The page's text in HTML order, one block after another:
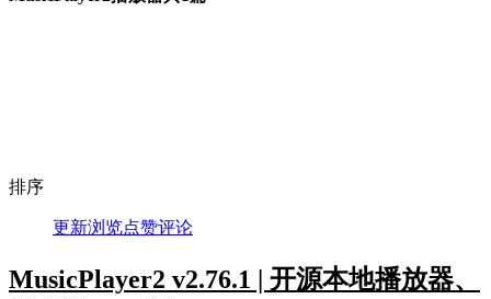
排序
更新浏览点赞评论
MusicPlayer2 v2.76.1 | 开源本地播放器、